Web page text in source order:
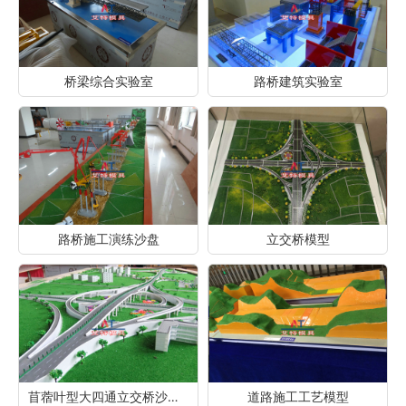
桥梁综合实验室 路桥建筑实验室
路桥施工演练沙盘 立交桥模型
苜蓿叶型大四通立交桥沙盘模型 道路施工工艺模型